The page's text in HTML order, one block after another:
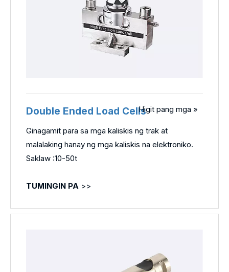
Double Ended Load CellsHigit pang mga »
Ginagamit para sa mga kaliskis ng trak at
malalaking hanay ng mga kaliskis na elektroniko.
Saklaw :10-50t
TUMINGIN PA >>